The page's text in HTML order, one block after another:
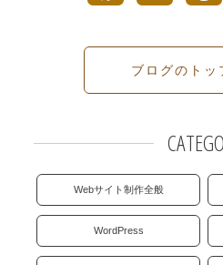
e
o
t
t
r
ブログのトッ
Webサイト制作全般
WordPress